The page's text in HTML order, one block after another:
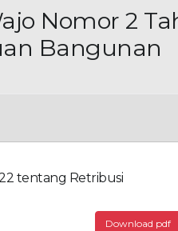
Nomor 2
Bangunan
tentang Retribusi
Download pdf